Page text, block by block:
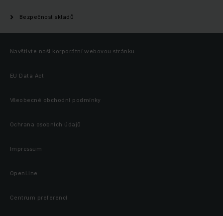
Bezpečnost skladů
Navštivte naši korporátní webovou stránku
EU Data Act
Všeobecné obchodní podmínky
Ochrana osobních údajů
Impressum
OpenLine
Centrum preferencí